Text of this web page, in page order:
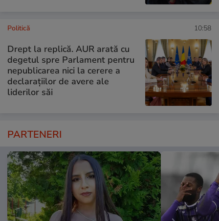
Politică 10:58
Drept la replică. AUR arată cu
degetul spre Parlament pentru
nepublicarea nici la cerere a
declarațiilor de avere ale
liderilor săi
PARTENERI